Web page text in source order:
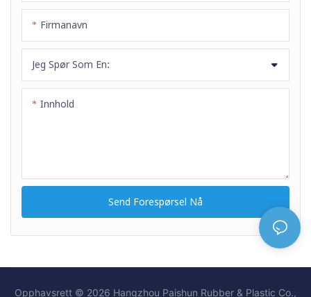
Firmanavn
Jeg Spør Som En:
Innhold
Send Forespørsel Nå
Opphavsrett © 2026 Hangzhou Paishun Rubber & Plastic Co.,